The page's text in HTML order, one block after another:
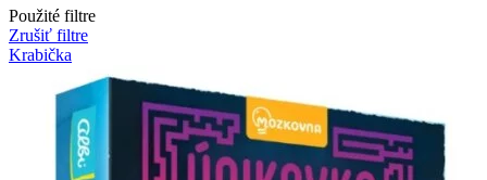
Použité filtre
Zrušiť filtre
Krabička